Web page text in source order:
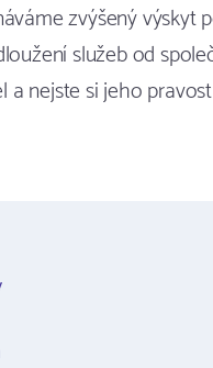
zvýšený výskyt
služeb od
a nejste si jeho